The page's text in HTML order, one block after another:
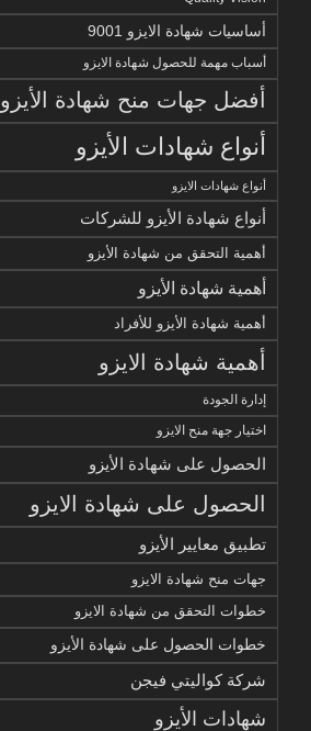
أساسيات شهادة الايزو 9001
أسباب مهمة للحصول شهادة الايزو
أفضل جهات منح شهادة الأيزو
أنواع شهادات الأيزو
أنواع شهادات الايزو
أنواع شهادة الأيزو للشركات
أهمية التحقق من شهادة الأيزو
أهمية شهادة الأيزو
أهمية شهادة الأيزو للأفراد
أهمية شهادة الايزو
إدارة الجودة
اختيار جهة منح الايزو
الحصول على شهادة الأيزو
الحصول على شهادة الايزو
تطبيق معايير الأيزو
جهات منح شهادة الايزو
خطوات التحقق من شهادة الايزو
خطوات الحصول على شهادة الأيزو
شركة كواليتي فيجن
شهادات الأيزو